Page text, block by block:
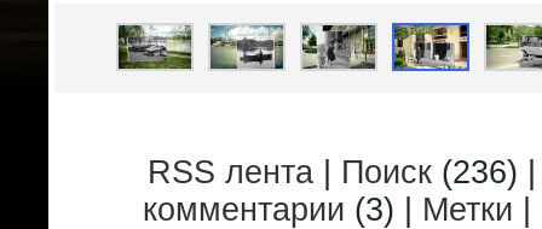
RSS лента Поиск (236)
комментарии (3) | Метки